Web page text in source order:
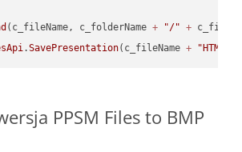
(c_fileName, c_folderName + "/" +
.SavePresentation(c_fileName + "HTML"
PPSM Files to BMP